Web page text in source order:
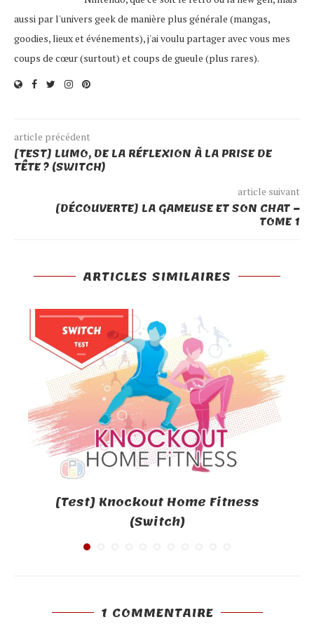
aussi par l'univers geek de manière plus générale (mangas,
goodies, lieux et événements), j'ai voulu partager avec vous mes
coups de cœur (surtout) et coups de gueule (plus rares).
article précédent
[TEST] LUMO, DE LA RÉFLEXION À LA PRISE DE
TÊTE ? (SWITCH)
article suivant
[DÉCOUVERTE] LA GAMEUSE ET SON CHAT –
TOME 1
ARTICLES SIMILAIRES
[Test] Knockout Home Fitness
(Switch)
1 COMMENTAIRE